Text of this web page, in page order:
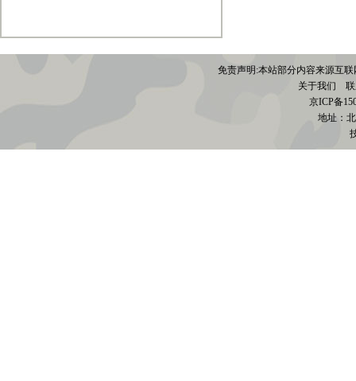
免责声明:本站部分内容来源互
关于我们
联
京ICP备
地址：